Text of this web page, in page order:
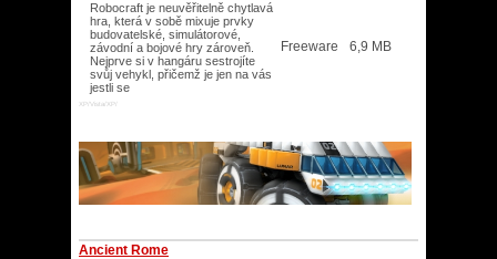
Robocraft je neuvěřitelně chytlavá
hra, která v sobě mixuje prvky
budovatelské, simulátorové,
závodní a bojové hry zároveň.
Nejprve si v hangáru sestrojíte
svůj vehykl, přičemž je jen na vás
jestli se
XP/Vista/XP/
Freeware 6,9 MB
Ancient Rome